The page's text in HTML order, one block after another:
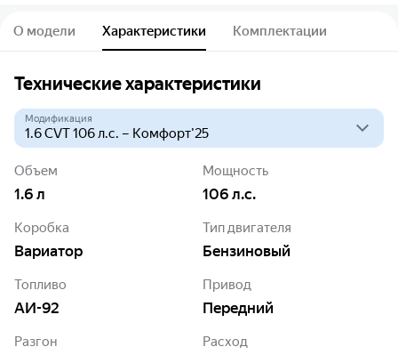
О модели Характеристики Комплектации
Технические характеристики
Модификация
Объем
1.6 л
Мощность
106 л.с.
Коробка
Вариатор
Тип двигателя
Бензиновый
Топливо
АИ-92
Привод
Передний
Разгон Расход